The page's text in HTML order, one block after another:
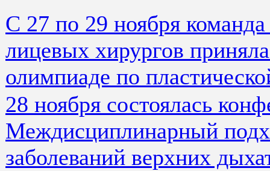
С 27 по 29 ноября
лицевых хирургов
олимпиаде по
28 ноября состоялась
Междисциплинарный
заболеваний верхних